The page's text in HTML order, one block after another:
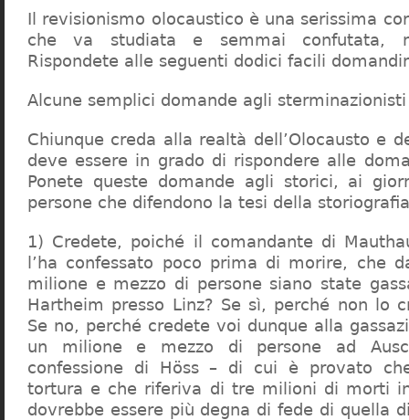
Il revisionismo olocaustico è una serissima
che va studiata e semmai confutata,
Rispondete alle seguenti dodici facili
Alcune semplici domande agli sterminazionisti
Chiunque creda alla realtà dell’Olocausto e
deve essere in grado di rispondere alle
Ponete queste domande agli storici, ai
persone che difendono la tesi della
1) Credete, poiché il comandante di
l’ha confessato poco prima di morire, che
milione e mezzo di persone siano state
Hartheim presso Linz? Se sì, perché non lo
Se no, perché credete voi dunque alla
un milione e mezzo di persone ad
confessione di Höss – di cui è provato
tortura e che riferiva di tre milioni di morti
dovrebbe essere più degna di fede di quella